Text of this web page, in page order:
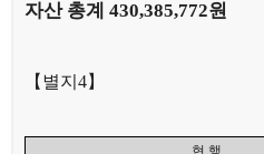
자산 총계 430,385,772원
【별지4】
현 행